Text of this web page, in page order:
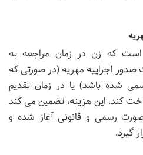
که زن در زمان مراجعه به
صدور اجراییه مهریه (در صورتی که
شده باشد) یا در زمان تقدیم
کند. این هزینه، تضمین می کند
رسمی و قانونی آغاز شده و
گیرد.